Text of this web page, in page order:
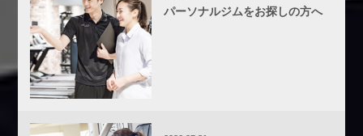
パーソナルジムをお探しの方へ